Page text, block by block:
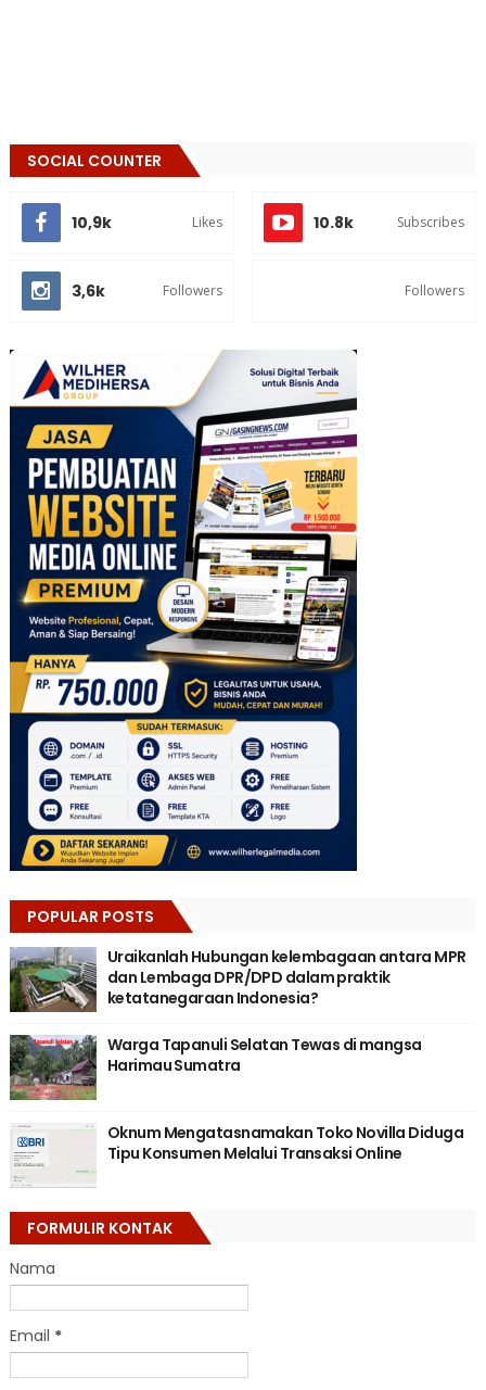
SOCIAL COUNTER
10,9k Likes 10.8k Subscribes
3,6k Followers Followers
POPULAR POSTS
Uraikanlah Hubungan kelembagaan antara MPR
dan Lembaga DPR/DPD dalam praktik
ketatanegaraan Indonesia?
Warga Tapanuli Selatan Tewas di mangsa
Harimau Sumatra
Oknum Mengatasnamakan Toko Novilla Diduga
Tipu Konsumen Melalui Transaksi Online
FORMULIR KONTAK
Nama
Email *